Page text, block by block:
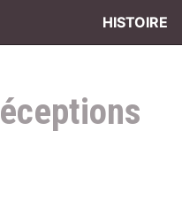
HISTOIRE